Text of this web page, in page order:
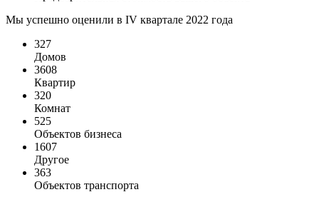
Мы успешно оценили в IV квартале 2022 года
327
Домов
3608
Квартир
320
Комнат
525
Объектов бизнеса
1607
Другое
363
Объектов транспорта